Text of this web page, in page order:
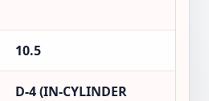
10.5
D-4 (IN-CYLINDER